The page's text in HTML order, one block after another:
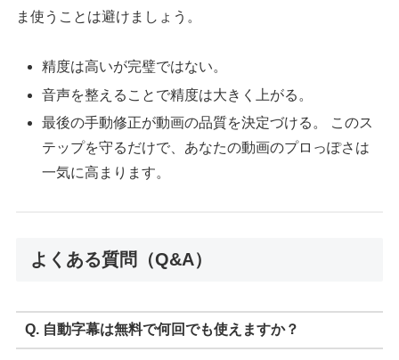
ま使うことは避けましょう。
精度は高いが完璧ではない。
音声を整えることで精度は大きく上がる。
最後の手動修正が動画の品質を決定づける。 このス
テップを守るだけで、あなたの動画のプロっぽさは
一気に高まります。
よくある質問（Q&A）
Q. 自動字幕は無料で何回でも使えますか？